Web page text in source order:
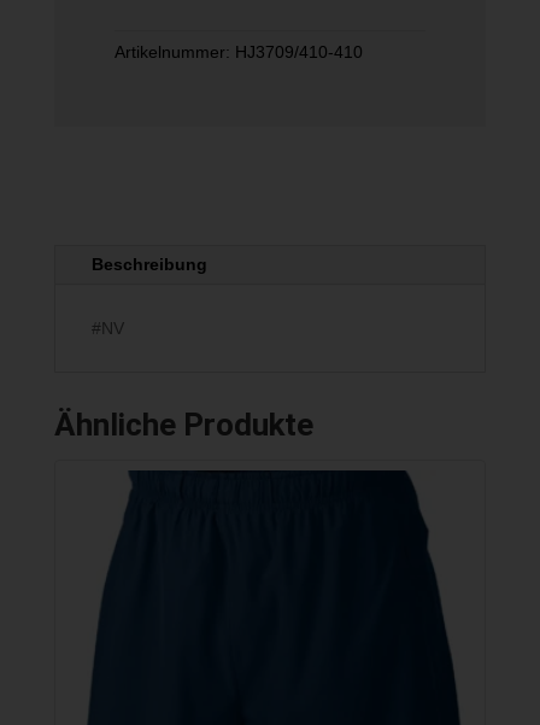
LOVE
Artikelnummer: HJ3709/410-410
Beschreibung
#NV
Ähnliche Produkte